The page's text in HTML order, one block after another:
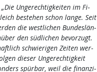
„Die Un­ge­rech­tig­kei­ten im Fi­
be­ste­hen schon lan­ge. Seit
die west­li­chen Bun­des­län­
den süd­li­chen be­vor­zugt.
schwie­ri­gen Zei­ten wer­
die­ser Un­ge­rech­tig­keit
spür­bar, weil die fi­nan­zi­